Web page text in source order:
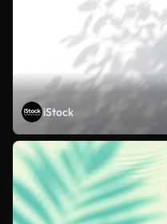
iStock